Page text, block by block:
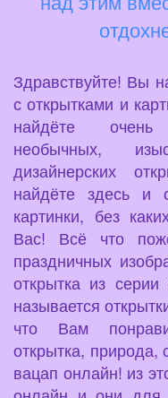
Здравствуйте! Вы
с открытками и
найдёте очень
необычных,
дизайнерских
найдёте здесь и
картинки, без
Вас! Всё что
праздничных
открытка из
называется
что Вам
открытка, природа,
вацап онлайн! из